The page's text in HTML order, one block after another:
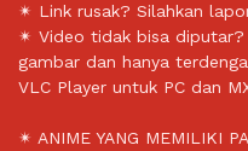
✴ Link rusak? Silahkan
✴ Video tidak bisa diputar?
gambar dan hanya
VLC Player untuk PC dan
✴ ANIME YANG MEMILIKI